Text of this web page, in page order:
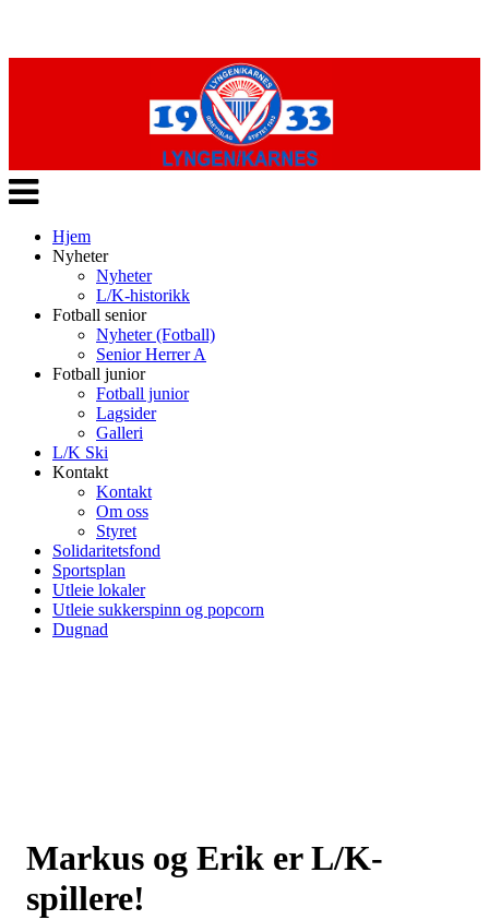
Veksle
navigasjon
Hjem
Nyheter
Nyheter
L/K-historikk
Fotball senior
Nyheter (Fotball)
Senior Herrer A
Fotball junior
Fotball junior
Lagsider
Galleri
L/K Ski
Kontakt
Kontakt
Om oss
Styret
Solidaritetsfond
Sportsplan
Utleie lokaler
Utleie sukkerspinn og popcorn
Dugnad
Markus og Erik er L/K-
spillere!